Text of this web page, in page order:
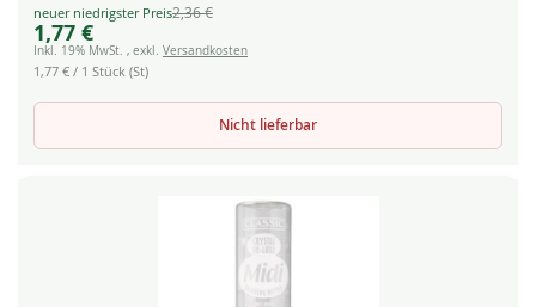
Special
Price
1,77 €
2,36 €
Inkl. 19% MwSt. , exkl. Versandkosten
1,77 € / 1 Stück (St)
Nicht lieferbar